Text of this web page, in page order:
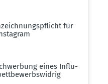
für
eines Influ­